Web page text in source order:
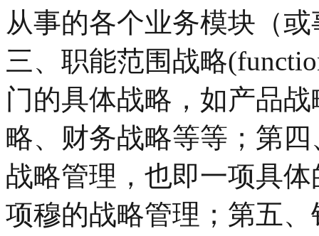
从事的各个业务模块（
三、职能范围战略
门的具体战略，如产品
略、财务战略等等；第四
战略管理，也即一项具
项穆的战略管理；第五